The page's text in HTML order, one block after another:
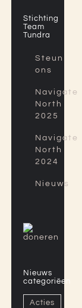
Stichting
Team
Tundra
Steun
ons
Navigate
North
2025
Navigate
North
2024
Nieuws
Nieuws
categoriëen
Acties